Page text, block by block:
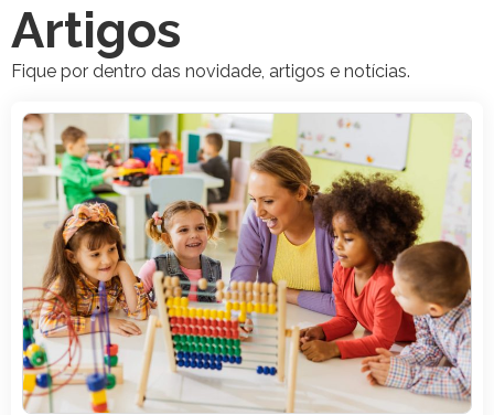
Artigos
Fique por dentro das novidade, artigos e notícias.